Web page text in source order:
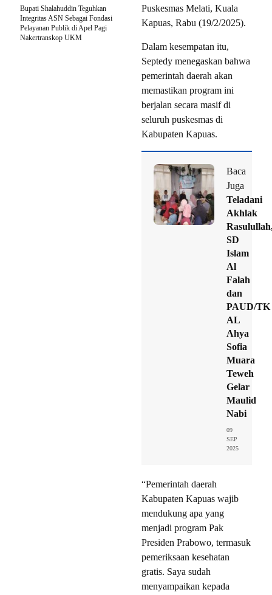
Puskesmas Melati, Kuala
Kapuas, Rabu (19/2/2025).
Dalam kesempatan itu,
Septedy menegaskan bahwa
pemerintah daerah akan
memastikan program ini
berjalan secara masif di
seluruh puskesmas di
Kabupaten Kapuas.
Baca
Juga
Teladani
Akhlak
SD
Islam
Al
Falah
dan
PAUD/TK
AL
Ahya
Sofia
Muara
Teweh
Gelar
Maulid
Nabi
09
SEP
2025
“Pemerintah daerah
Kabupaten Kapuas wajib
mendukung apa yang
menjadi program Pak
Presiden Prabowo, termasuk
pemeriksaan kesehatan
gratis. Saya sudah
menyampaikan kepada
Bupati Shalahuddin Teguhkan
Integritas ASN Sebagai Fondasi
Pelayanan Publik di Apel Pagi
Nakertranskop UKM